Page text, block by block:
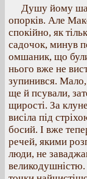
Душу йому
опорків. Але
спокійно, як
садочок, минув
омшаник, що
нього вже не
зупинився.
ще й псували,
щирості. За
висіла під
босий. І вже
речей, якими
люди, не
великодушністю.